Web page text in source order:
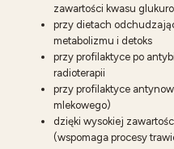
zawartości kwasu
przy dietach
metabolizmu i detoks
przy profilaktyce po
radioterapii
przy profilaktyce
mlekowego)
dzięki wysokiej
(wspomaga procesy